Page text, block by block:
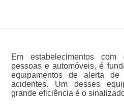
Em estabelecimentos com
pessoas e automóveis, é
equipamentos de alerta de
acidentes. Um desses
grande eficiência é o